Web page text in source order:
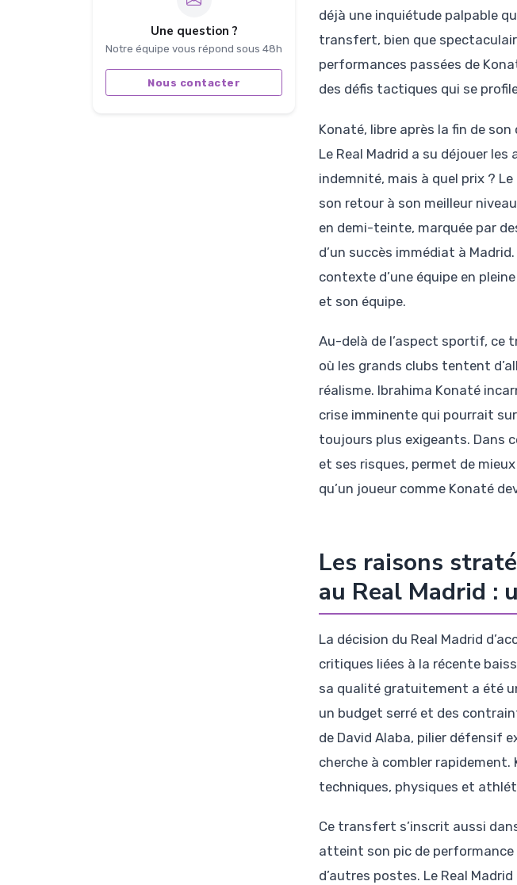
Une question ?
Notre équipe vous répond sous 48h
Nous contacter
déjà une inquiétude palpable
transfert, bien que
performances passées de
des défis tactiques qui se
Konaté, libre après la fin de
Le Real Madrid a su déjouer
indemnité, mais à quel prix ?
son retour à son meilleur
en demi-teinte, marquée par
d’un succès immédiat à
contexte d’une équipe en
et son équipe.
Au-delà de l’aspect sportif,
où les grands clubs tentent
réalisme. Ibrahima Konaté
crise imminente qui pourrait
toujours plus exigeants. Dans
et ses risques, permet de
qu’un joueur comme Konaté
Les raisons
au Real Madrid :
La décision du Real Madrid
critiques liées à la récente
sa qualité gratuitement a été
un budget serré et des
de David Alaba, pilier défensif
cherche à combler
techniques, physiques et
Ce transfert s’inscrit aussi
atteint son pic de
d’autres postes. Le Real